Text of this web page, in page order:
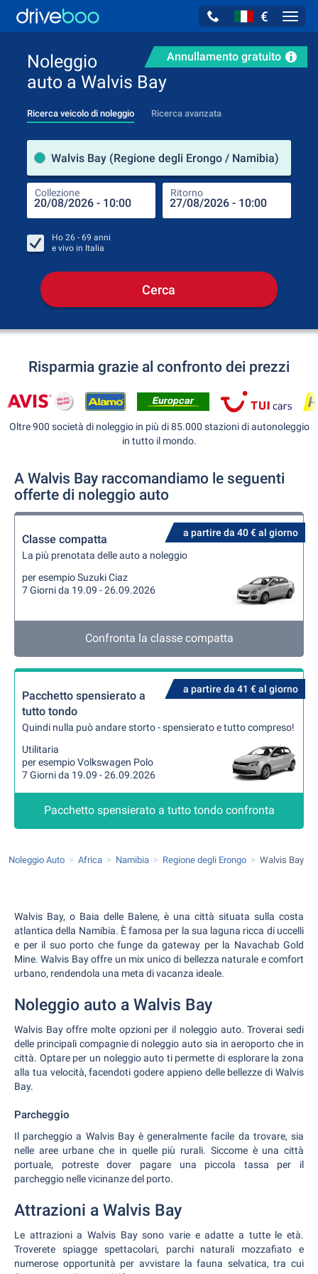
€
Annullamento gratuito
Noleggio
auto a Walvis Bay
Ricerca veicolo di noleggio Ricerca avanzata
Walvis Bay (Regione degli Erongo / Namibia)
Collezione Ritorno
Ho 26 - 69 anni
e vivo in Italia
Cerca
Risparmia grazie al confronto dei prezzi
Oltre 900 società di noleggio in più di 85.000 stazioni di autonoleggio
in tutto il mondo.
A Walvis Bay raccomandiamo le seguenti
offerte di noleggio auto
a partire da 40 € al giorno
Classe compatta
La più prenotata delle auto a noleggio
per esempio Suzuki Ciaz
7 Giorni da 19.09 - 26.09.2026
Confronta la classe compatta
a partire da 41 € al giorno
Pacchetto spensierato a
tutto tondo
Quindi nulla può andare storto - spensierato e tutto compreso!
Utilitaria
per esempio Volkswagen Polo
7 Giorni da 19.09 - 26.09.2026
Pacchetto spensierato a tutto tondo confronta
Noleggio Auto Africa Namibia Regione degli Erongo Walvis Bay
Walvis Bay, o Baia delle Balene, è una città situata sulla costa
atlantica della Namibia. È famosa per la sua laguna ricca di uccelli
e per il suo porto che funge da gateway per la Navachab Gold
Mine. Walvis Bay offre un mix unico di bellezza naturale e comfort
urbano, rendendola una meta di vacanza ideale.
Noleggio auto a Walvis Bay
Walvis Bay offre molte opzioni per il noleggio auto. Troverai sedi
delle principali compagnie di noleggio auto sia in aeroporto che in
città. Optare per un noleggio auto ti permette di esplorare la zona
alla tua velocità, facendoti godere appieno delle bellezze di Walvis
Bay.
Parcheggio
Il parcheggio a Walvis Bay è generalmente facile da trovare, sia
nelle aree urbane che in quelle più rurali. Siccome è una città
portuale, potreste dover pagare una piccola tassa per il
parcheggio nelle vicinanze del porto.
Attrazioni a Walvis Bay
Le attrazioni a Walvis Bay sono varie e adatte a tutte le età.
Troverete spiagge spettacolari, parchi naturali mozzafiato e
numerose opportunità per avvistare la fauna selvatica, tra cui